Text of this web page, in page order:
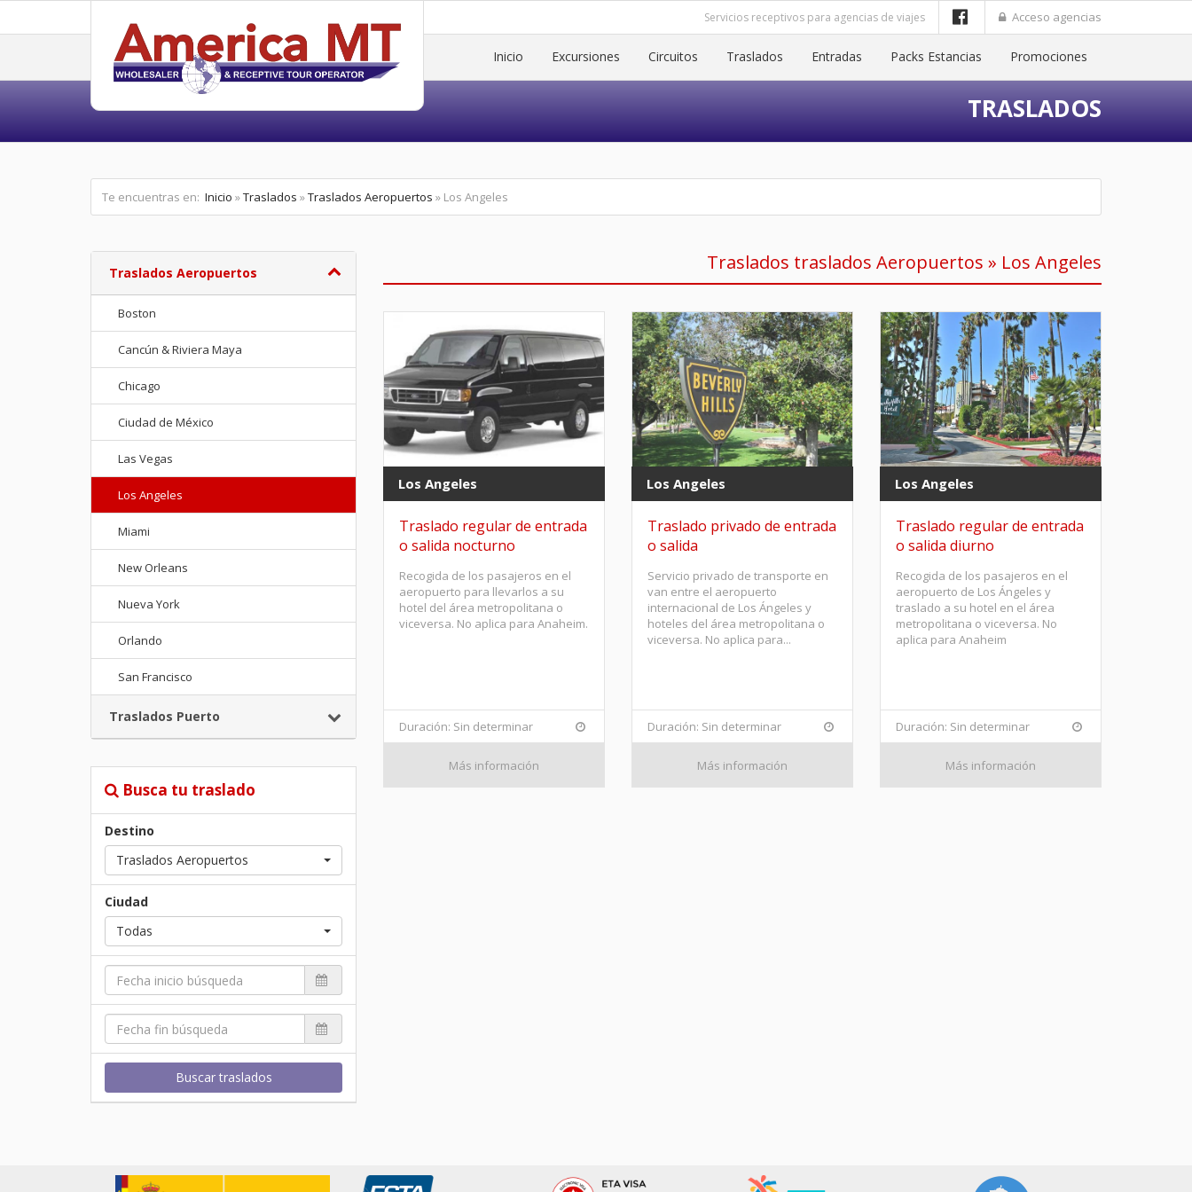
Acceso agencias
Servicios receptivos para agencias de viajes
Inicio Excursiones Circuitos Traslados Entradas Packs Estancias Promociones
TRASLADOS
Te encuentras en: Inicio »Traslados »Traslados Aeropuertos » Los Angeles
Traslados Aeropuertos
Boston
Cancún & Riviera Maya
Chicago
Ciudad de México
Las Vegas
Los Angeles
Miami
New Orleans
Nueva York
Orlando
San Francisco
Traslados Puerto
Busca tu traslado
Destino
Traslados Aeropuertos
Ciudad
Todas
Buscar traslados
Traslados traslados Aeropuertos » Los Angeles
Los Angeles
Traslado regular de entrada
o salida nocturno
Recogida de los pasajeros en el
aeropuerto para llevarlos a su
hotel del área metropolitana o
viceversa. No aplica para Anaheim.
Duración: Sin determinar
Más información
Los Angeles
Traslado privado de entrada
o salida
Servicio privado de transporte en
van entre el aeropuerto
internacional de Los Ángeles y
hoteles del área metropolitana o
viceversa. No aplica para...
Duración: Sin determinar
Más información
Los Angeles
Traslado regular de entrada
o salida diurno
Recogida de los pasajeros en el
aeropuerto de Los Ángeles y
traslado a su hotel en el área
metropolitana o viceversa. No
aplica para Anaheim
Duración: Sin determinar
Más información